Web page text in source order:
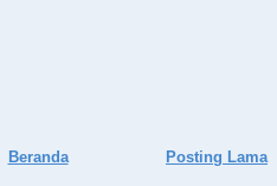
Posting Lama
Beranda